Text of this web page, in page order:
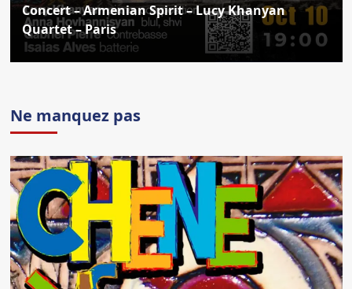
Concert – Armenian Spirit – Lucy Khanyan
Quartet – Paris
Ne manquez pas